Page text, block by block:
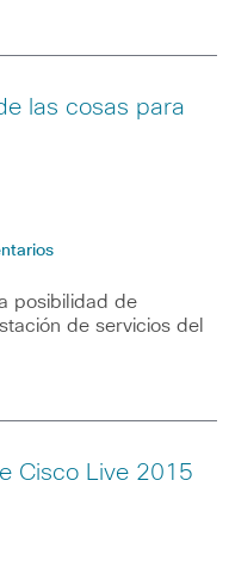
las cosas para
posibilidad de
de servicios del
Cisco Live 2015